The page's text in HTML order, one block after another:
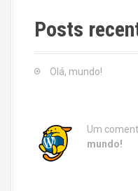
c
h
Posts
Olá, mundo!
Um
mundo!